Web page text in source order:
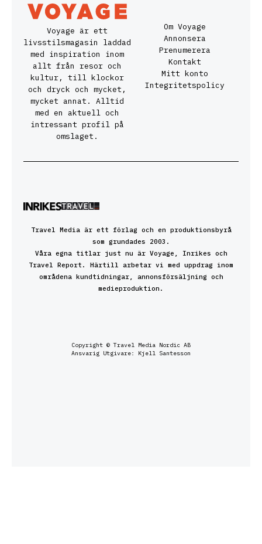
Voyage är ett
livsstilsmagasin laddad
med inspiration inom
allt från resor och
kultur, till klockor
och dryck och mycket,
mycket annat. Alltid
med en aktuell och
intressant profil på
omslaget.
Om Voyage
Annonsera
Prenumerera
Kontakt
Mitt konto
Integritetspolicy
Travel Media är ett förlag och en produktionsbyrå
som grundades 2003.
Våra egna titlar just nu är Voyage, Inrikes och
Travel Report. Härtill arbetar vi med uppdrag inom
områdena kundtidningar, annonsförsäljning och
medieproduktion.
Copyright © Travel Media Nordic AB
Ansvarig Utgivare: Kjell Santesson